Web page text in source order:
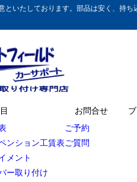
いたしております。部品は安く、持
ンション工賃表
メント
ー取り付け
お問合せ
ご予約
ご質問